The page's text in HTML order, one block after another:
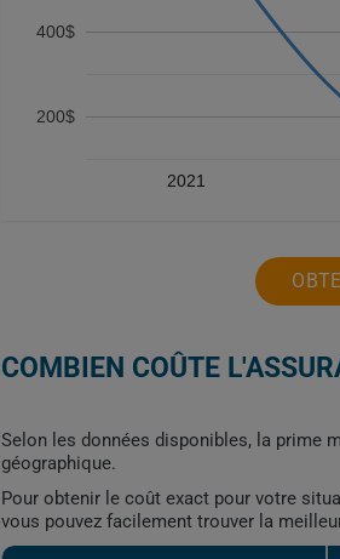
2021
200$
400$
COMBIEN COÛTE
Selon les données disponibles, la prime
géographique.
Pour obtenir le coût exact pour votre
vous pouvez facilement trouver la